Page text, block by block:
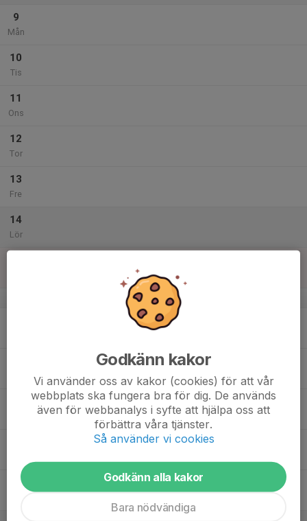
9
Mån
10
Tis
11
Ons
12
Tor
13
Fre
14
Lör
v.47
20
Godkänn kakor
Vi använder oss av kakor (cookies) för att vår
webbplats ska fungera bra för dig. De används
även för webbanalys i syfte att hjälpa oss att
förbättra våra tjänster.
Så använder vi cookies
Godkänn alla kakor
Bara nödvändiga